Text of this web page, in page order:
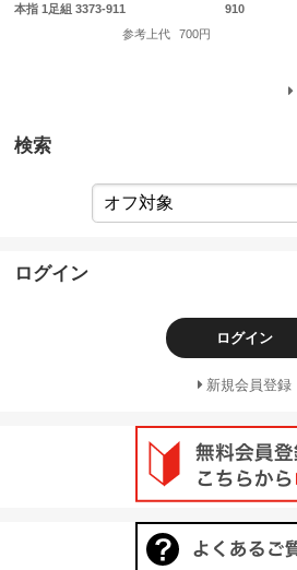
本指 1足組 3373-911
参考上代
700円
910
検索
ログイン
ログイン
新規会員登録